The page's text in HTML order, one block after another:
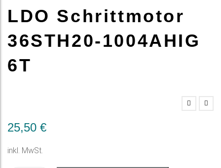
LDO Schrittmotor
36STH20-1004AHIG
6T
25,50 €
inkl. MwSt.